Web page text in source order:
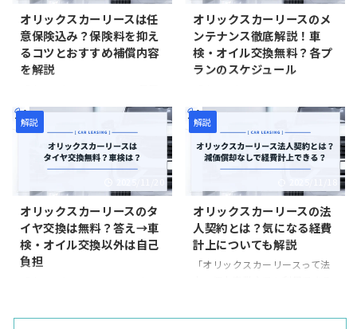
さまざまな声に不安を感じる人
は多いです。結論から言うと、
カルモくんは損をするサービス
ではない。 むしろ、金利5.4％
のマイカーローンと同じ水準で
で、人によってはお得なサービ
スです。そこで本記事では、
Yahoo!知恵袋に寄せられている
「カルモくんはやめとけ」の声
をレビューしていきま ...
言うと、カルモくんはマイカー
ローンよりも支払い総額が高く
あるので、人によって合う/合わ
ないが分かれるカーリースで
す。 そこで本記事では、「カル
理由と、カルモくんはどんな人
におすすめのカーリースなのか
を解説します。人によっては大
きなメリットを得られるので、
カルモくんが気になっている人
オリックスカーリースは任
意保険込み？保険料を抑え
るコツとおすすめ補償内容
を解説
は任意保険込みなの？」「オリ
ックスカーリースも任意保険っ
て加入できるの？」 オリックス
カーリースを利用するにあたっ
て、任意保険（自動車保険）に
す。結論から言うと、オリック
スカーリースの月額には任意保
険が含まれていない。 このた
め、利用者は個人的に任意保険
に加入する必要があります。た
オリックスカーリースのメ
ンテナンス徹底解説！車
検・オイル交換無料？各プ
ランのスケジュール
テナンスってどうなってる
の？」「車検・オイル交換の無
料クーポンがもらえるって本当
なの？」 オリックスカーリース
を利用するにあたって、メンテ
は多いです。結論から言うと、
オリックスカーリースのメンテ
ナンスは車検やオイル交換など
一部無料になる項目がありま
す。 そこで本記事では、オリッ
解説
オリックスカーリースのタ
イヤ交換は無料？答え→車
検・オイル交換以外は自己
負担
解説
オリックスカーリースの法
人契約とは？気になる経費
計上についても解説
「オリックスカーリースって法